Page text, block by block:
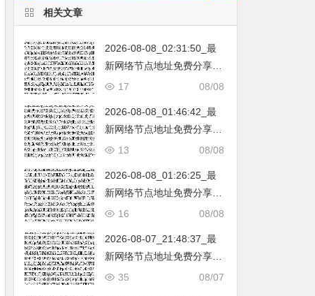
相关文章
2026-08-08_02:31:50_最
新网络节点地址免费分享…
不定期更新…开放免费分享
韩国|新加坡|台湾|马来西亚|
…
08/08
17
2026-08-08_01:46:42_最
新网络节点地址免费分享…
不定期更新…开放免费分享
韩国|新加坡|台湾|马来西亚|
…
08/08
13
2026-08-08_01:26:25_最
新网络节点地址免费分享…
不定期更新…开放免费分享
韩国|新加坡|台湾|马来西亚|
…
08/08
16
2026-08-07_21:48:37_最
新网络节点地址免费分享…
不定期更新…开放免费分享
08/07
35